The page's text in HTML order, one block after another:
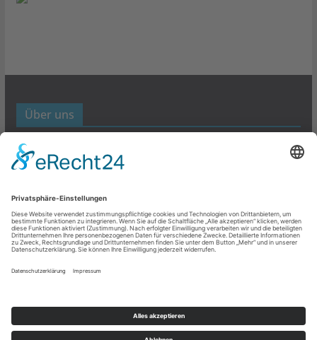
Über uns
Werbund- und Marketing Blog
Links
Datenschutz
Impressum
Werbung- und Marketing
vorbehalten.